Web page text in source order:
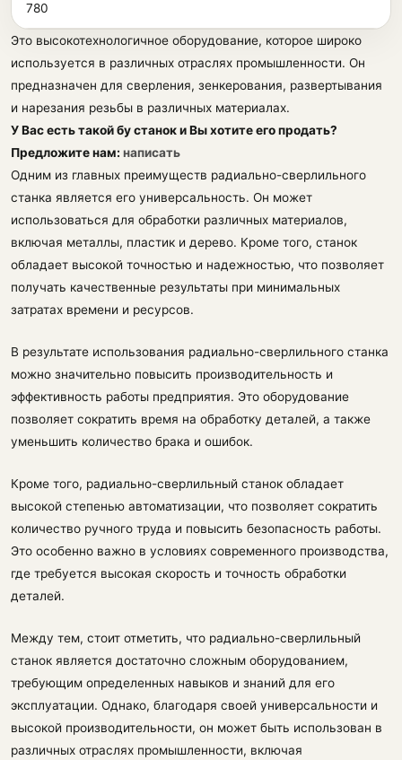
780
Это высокотехнологичное оборудование, которое широко
используется в различных отраслях промышленности. Он
предназначен для сверления, зенкерования, развертывания
и нарезания резьбы в различных материалах.
У Вас есть такой бу станок и Вы хотите его продать?
Предложите нам: написать
Одним из главных преимуществ радиально-сверлильного
станка является его универсальность. Он может
использоваться для обработки различных материалов,
включая металлы, пластик и дерево. Кроме того, станок
обладает высокой точностью и надежностью, что позволяет
получать качественные результаты при минимальных
затратах времени и ресурсов.
В результате использования радиально-сверлильного станка
можно значительно повысить производительность и
эффективность работы предприятия. Это оборудование
позволяет сократить время на обработку деталей, а также
уменьшить количество брака и ошибок.
Кроме того, радиально-сверлильный станок обладает
высокой степенью автоматизации, что позволяет сократить
количество ручного труда и повысить безопасность работы.
Это особенно важно в условиях современного производства,
где требуется высокая скорость и точность обработки
деталей.
Между тем, стоит отметить, что радиально-сверлильный
станок является достаточно сложным оборудованием,
требующим определенных навыков и знаний для его
эксплуатации. Однако, благодаря своей универсальности и
высокой производительности, он может быть использован в
различных отраслях промышленности, включая